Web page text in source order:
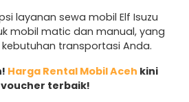
layanan sewa mobil Elf Isuzu
mobil matic dan manual, yang
transportasi Anda.
Harga Rental Mobil Aceh kini
terbaik!